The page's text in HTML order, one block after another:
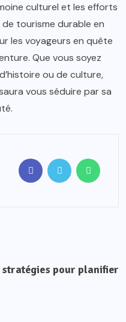
culturel et les efforts
tourisme durable en
les voyageurs en quête
Que vous soyez
ou de culture,
vous séduire par sa
stratégies pour planifier